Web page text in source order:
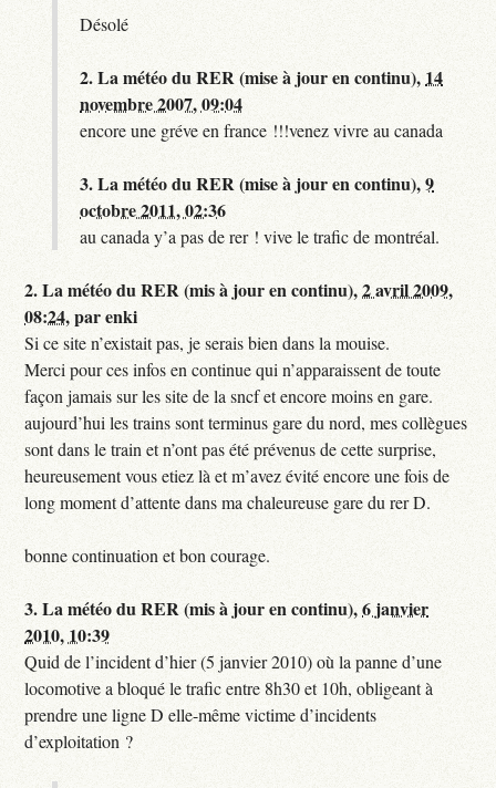
Désolé
2.La météo du RER (mise à jour en continu), 14
novembre 2007, 09:04
encore une gréve en france !!!venez vivre au canada
3.La météo du RER (mise à jour en continu),9
octobre 2011, 02:36
au canada y’a pas de rer ! vive le trafic de montréal.
2.La météo du RER (mis à jour en continu),2 avril 2009,
08:24,parenki
Si ce site n’existait pas, je serais bien dans la mouise.
Merci pour ces infos en continue qui n’apparaissent de toute
façon jamais sur les site de la sncf et encore moins en gare.
aujourd’hui les trains sont terminus gare du nord, mes collègues
sont dans le train et n’ont pas été prévenus de cette surprise,
heureusement vous etiez là et m’avez évité encore une fois de
long moment d’attente dans ma chaleureuse gare du rer D.
bonne continuation et bon courage.
3.La météo du RER (mis à jour en continu),6 janvier
2010, 10:39
Quid de l’incident d’hier (5 janvier 2010) où la panne d’une
locomotive a bloqué le trafic entre 8h30 et 10h, obligeant à
prendre une ligne D elle-même victime d’incidents
d’exploitation ?